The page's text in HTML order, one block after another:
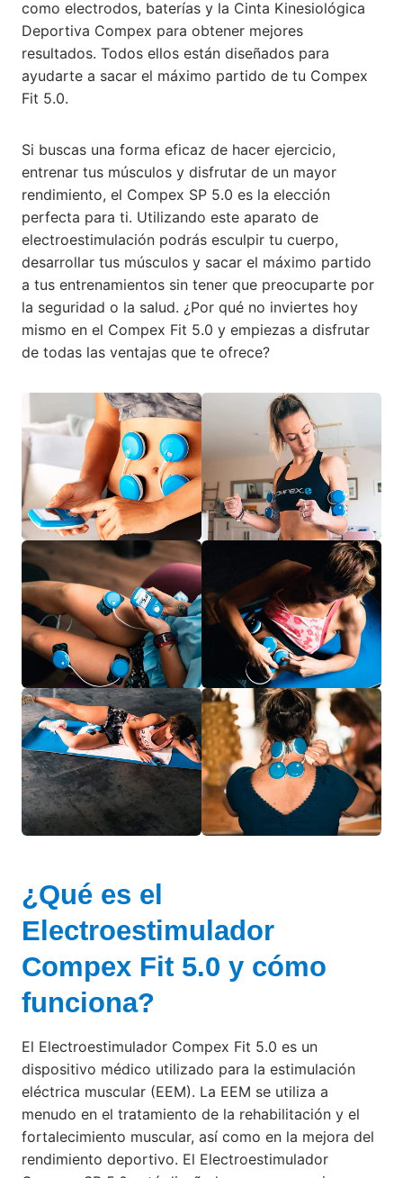
como electrodos, baterías y la Cinta Kinesiológica
Deportiva Compex para obtener mejores
resultados. Todos ellos están diseñados para
ayudarte a sacar el máximo partido de tu Compex
Fit 5.0.
Si buscas una forma eficaz de hacer ejercicio,
entrenar tus músculos y disfrutar de un mayor
rendimiento, el Compex SP 5.0 es la elección
perfecta para ti. Utilizando este aparato de
electroestimulación podrás esculpir tu cuerpo,
desarrollar tus músculos y sacar el máximo partido
a tus entrenamientos sin tener que preocuparte por
la seguridad o la salud. ¿Por qué no inviertes hoy
mismo en el Compex Fit 5.0 y empiezas a disfrutar
de todas las ventajas que te ofrece?
¿Qué es el
Electroestimulador
Compex Fit 5.0 y cómo
funciona?
El Electroestimulador Compex Fit 5.0 es un
dispositivo médico utilizado para la estimulación
eléctrica muscular (EEM). La EEM se utiliza a
menudo en el tratamiento de la rehabilitación y el
fortalecimiento muscular, así como en la mejora del
rendimiento deportivo. El Electroestimulador